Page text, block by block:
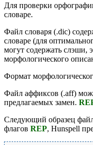
Для проверки
словаре.
Файл словаря (.dic)
словаре (для
могут содержать слэши,
морфологического
Формат
Файл аффиксов (.aff)
предлагаемых замен.
Следующий образец
флагов REP, Hunspell